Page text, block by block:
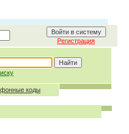
Регистрация
коды